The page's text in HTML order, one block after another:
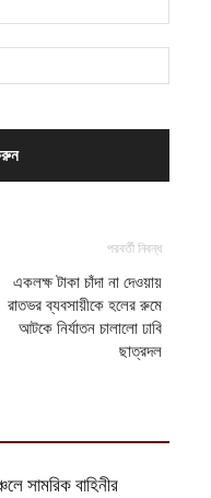
পরবর্তী নিবন্ধ
একলক্ষ টাকা চাঁদা না দেওয়ায়
রাতভর ব্যবসায়ীকে হলের রুমে
আটকে নির্যাতন চালালো ঢাবি
ছাত্রদল
সামরিক বাহিনীর